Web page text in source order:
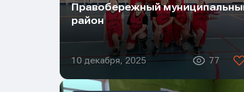
Правобережный
район
10 декабря, 2025 77